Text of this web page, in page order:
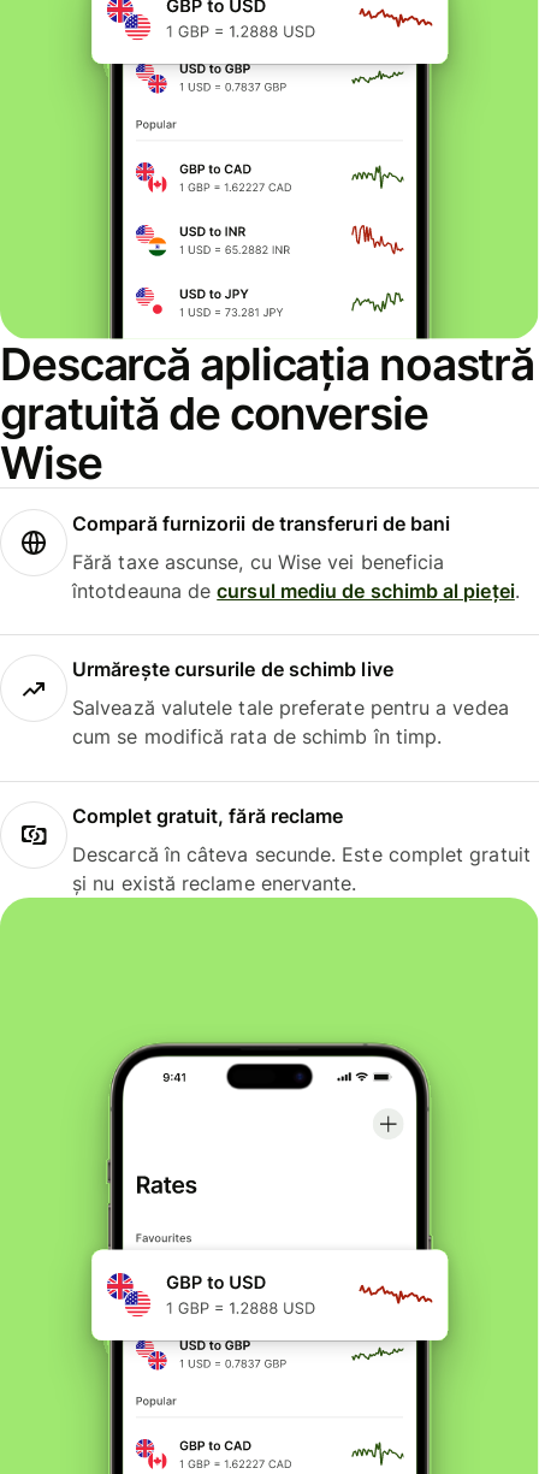
Descarcă aplicația noastră
gratuită de conversie
Wise
Compară furnizorii de transferuri de bani
Fără taxe ascunse, cu Wise vei beneficia
întotdeauna decursul mediu de schimb al pieței.
Urmărește cursurile de schimb live
Salvează valutele tale preferate pentru a vedea
cum se modifică rata de schimb în timp.
Complet gratuit, fără reclame
Descarcă în câteva secunde. Este complet gratuit
și nu există reclame enervante.